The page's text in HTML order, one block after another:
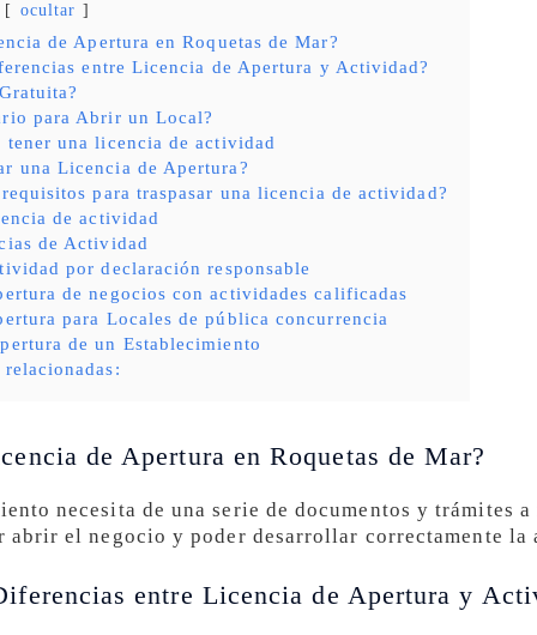
ocultar
de Apertura en Roquetas de Mar?
entre Licencia de Apertura y Actividad?
para Abrir un Local?
tener una licencia de actividad
una Licencia de Apertura?
para traspasar una licencia de actividad?
de actividad
de Actividad
por declaración responsable
de negocios con actividades calificadas
para Locales de pública concurrencia
de un Establecimiento
de Apertura en Roquetas de Mar?
necesita de una serie de documentos y trámites
abrir el negocio y poder desarrollar correctamente
entre Licencia de Apertura y